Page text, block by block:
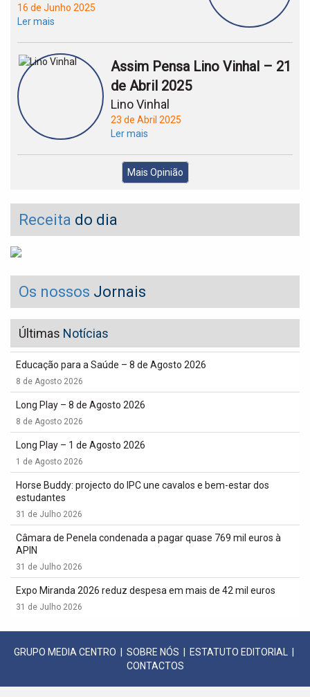
16 de Junho 2025
Ler mais
Assim Pensa Lino Vinhal – 21
de Abril 2025
Lino Vinhal
23 de Abril 2025
Ler mais
Mais Opinião
Receita do dia
Os nossos Jornais
Últimas Notícias
Educação para a Saúde – 8 de Agosto 2026
8 de Agosto 2026
Long Play – 8 de Agosto 2026
8 de Agosto 2026
Long Play – 1 de Agosto 2026
1 de Agosto 2026
Horse Buddy: projecto do IPC une cavalos e bem-estar dos
estudantes
31 de Julho 2026
Câmara de Penela condenada a pagar quase 769 mil euros à
APIN
31 de Julho 2026
Expo Miranda 2026 reduz despesa em mais de 42 mil euros
31 de Julho 2026
GRUPO MEDIA CENTRO SOBRE NÓS ESTATUTO EDITORIAL
CONTACTOS